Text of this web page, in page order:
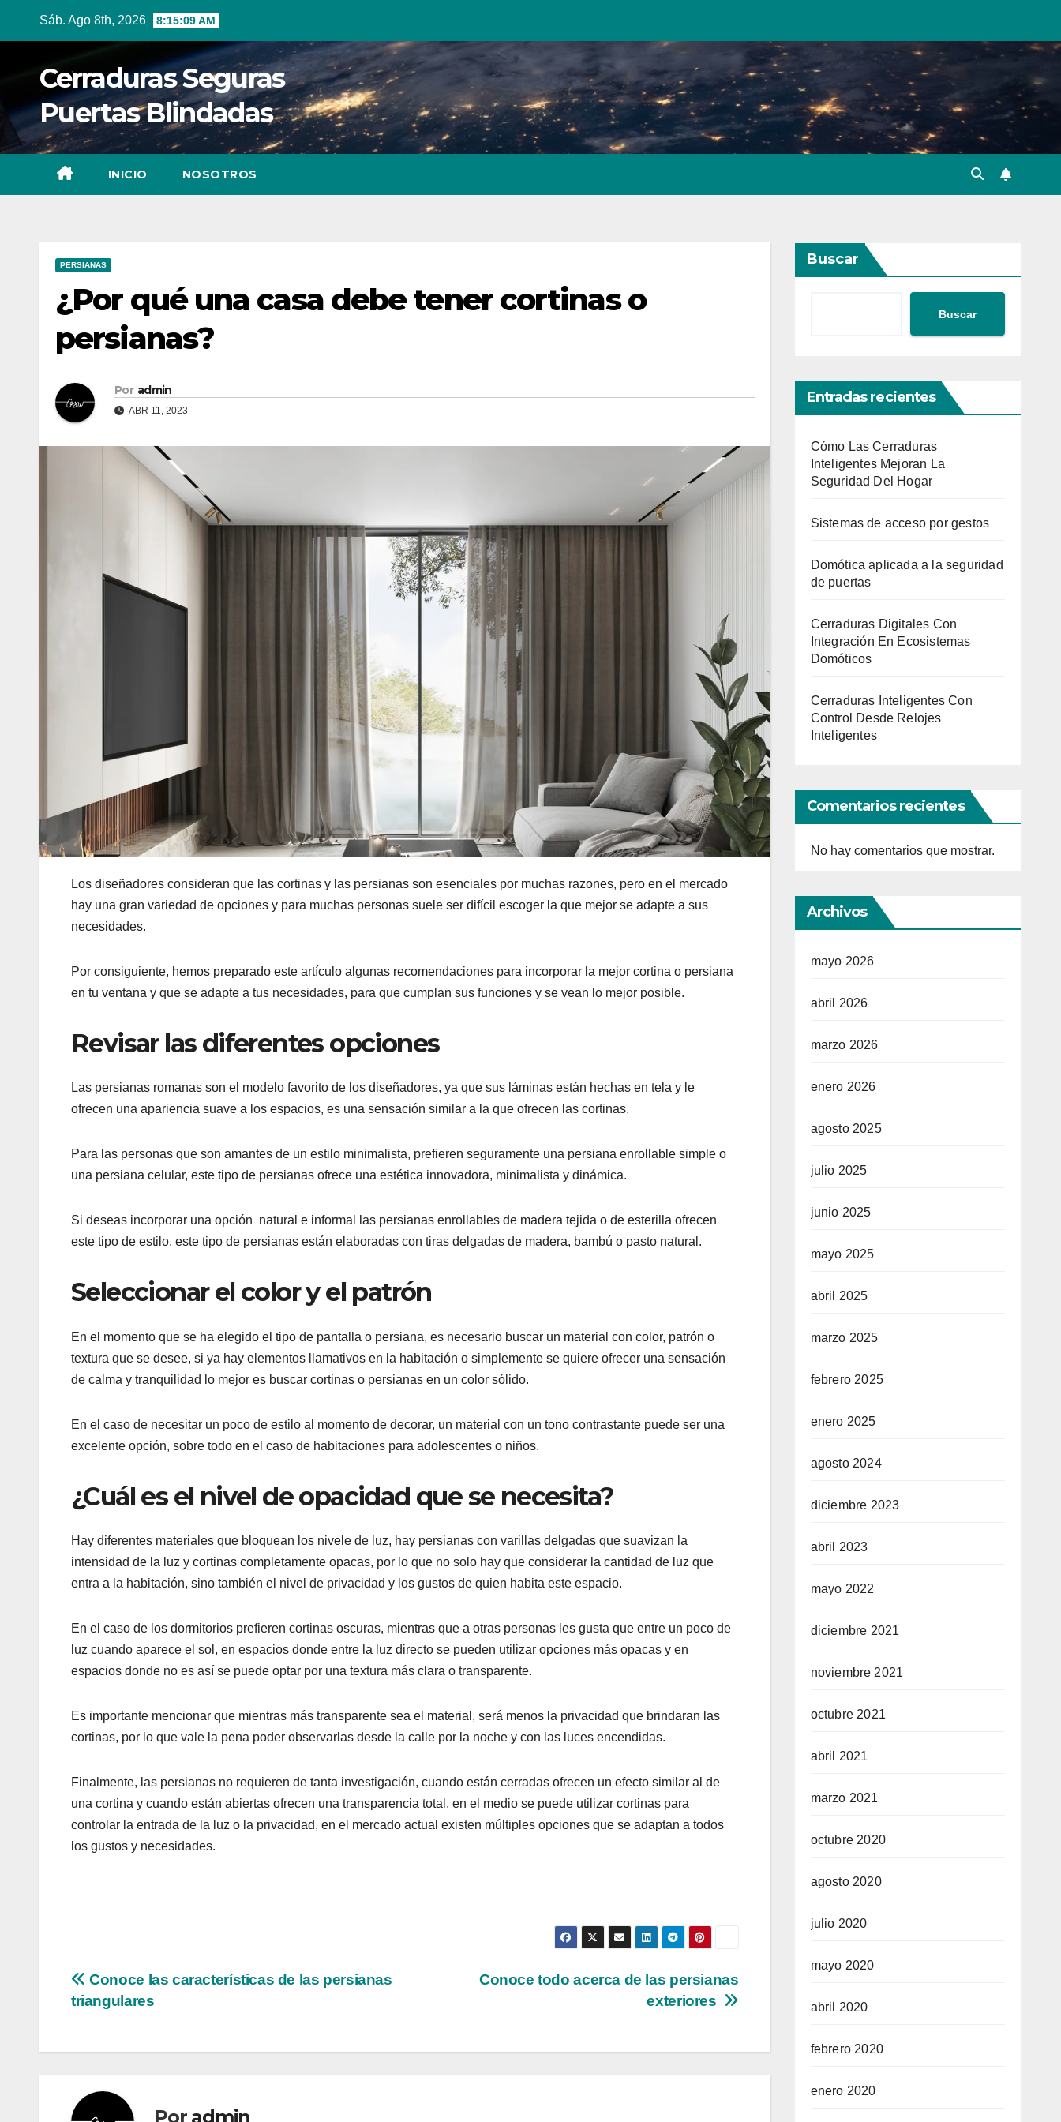
Sáb. Ago 8th, 2026 8:15:10 AM
Cerraduras Seguras
Puertas Blindadas
INICIO NOSOTROS
PERSIANAS
¿Por qué una casa debe tener cortinas o
persianas?
Por admin
ABR 11, 2023
Los diseñadores consideran que las cortinas y las persianas son esenciales por muchas razones, pero en el mercado
hay una gran variedad de opciones y para muchas personas suele ser difícil escoger la que mejor se adapte a sus
necesidades.
Por consiguiente, hemos preparado este artículo algunas recomendaciones para incorporar la mejor cortina o persiana
en tu ventana y que se adapte a tus necesidades, para que cumplan sus funciones y se vean lo mejor posible.
Revisar las diferentes opciones
Las persianas romanas son el modelo favorito de los diseñadores, ya que sus láminas están hechas en tela y le
ofrecen una apariencia suave a los espacios, es una sensación similar a la que ofrecen las cortinas.
Para las personas que son amantes de un estilo minimalista, prefieren seguramente una persiana enrollable simple o
una persiana celular, este tipo de persianas ofrece una estética innovadora, minimalista y dinámica.
Si deseas incorporar una opción natural e informal las persianas enrollables de madera tejida o de esterilla ofrecen
este tipo de estilo, este tipo de persianas están elaboradas con tiras delgadas de madera, bambú o pasto natural.
Seleccionar el color y el patrón
En el momento que se ha elegido el tipo de pantalla o persiana, es necesario buscar un material con color, patrón o
textura que se desee, si ya hay elementos llamativos en la habitación o simplemente se quiere ofrecer una sensación
de calma y tranquilidad lo mejor es buscar cortinas o persianas en un color sólido.
En el caso de necesitar un poco de estilo al momento de decorar, un material con un tono contrastante puede ser una
excelente opción, sobre todo en el caso de habitaciones para adolescentes o niños.
¿Cuál es el nivel de opacidad que se necesita?
Hay diferentes materiales que bloquean los nivele de luz, hay persianas con varillas delgadas que suavizan la
intensidad de la luz y cortinas completamente opacas, por lo que no solo hay que considerar la cantidad de luz que
entra a la habitación, sino también el nivel de privacidad y los gustos de quien habita este espacio.
En el caso de los dormitorios prefieren cortinas oscuras, mientras que a otras personas les gusta que entre un poco de
luz cuando aparece el sol, en espacios donde entre la luz directo se pueden utilizar opciones más opacas y en
espacios donde no es así se puede optar por una textura más clara o transparente.
Es importante mencionar que mientras más transparente sea el material, será menos la privacidad que brindaran las
cortinas, por lo que vale la pena poder observarlas desde la calle por la noche y con las luces encendidas.
Finalmente, las persianas no requieren de tanta investigación, cuando están cerradas ofrecen un efecto similar al de
una cortina y cuando están abiertas ofrecen una transparencia total, en el medio se puede utilizar cortinas para
controlar la entrada de la luz o la privacidad, en el mercado actual existen múltiples opciones que se adaptan a todos
los gustos y necesidades.
Navegación
entradas
Conoce todo acerca de las persianas
exteriores
Conoce las características de las persianas
triangulares
Por admin
Buscar
Buscar
Entradas recientes
Cómo Las Cerraduras
Inteligentes Mejoran La
Seguridad Del Hogar
Sistemas de acceso por gestos
Domótica aplicada a la seguridad
de puertas
Cerraduras Digitales Con
Integración En Ecosistemas
Domóticos
Cerraduras Inteligentes Con
Control Desde Relojes
Inteligentes
Comentarios recientes
No hay comentarios que mostrar.
Archivos
mayo 2026
abril 2026
marzo 2026
enero 2026
agosto 2025
julio 2025
junio 2025
mayo 2025
abril 2025
marzo 2025
febrero 2025
enero 2025
agosto 2024
diciembre 2023
abril 2023
mayo 2022
diciembre 2021
noviembre 2021
octubre 2021
abril 2021
marzo 2021
octubre 2020
agosto 2020
julio 2020
mayo 2020
abril 2020
febrero 2020
enero 2020